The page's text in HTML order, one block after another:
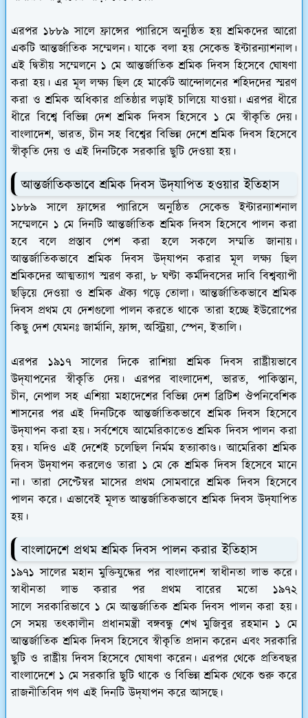
এরপর ১৮৮৯ সালে ফ্রান্সের প্যারিসে অনুষ্ঠিত হয় শ্রমিকদের আরো
একটি আন্তর্জাতিক সম্মেলন। যাকে বলা হয় সেকেন্ড ইন্টারন্যাশনাল।
এই দ্বিতীয় সম্মেলনে ১ মে আন্তর্জাতিক শ্রমিক দিবস হিসেবে ঘোষণা
করা হয়। এর মূল লক্ষ্য ছিল হে মার্কেট আন্দোলনের শহিদদের স্মরণ
করা ও শ্রমিক অধিকার প্রতিষ্ঠার লড়াই চালিয়ে যাওয়া। এরপর ধীরে
ধীরে বিশ্বে বিভিন্ন দেশ শ্রমিক দিবস হিসেবে ১ মে স্বীকৃতি দেয়।
বাংলাদেশ, ভারত, চীন সহ বিশ্বের বিভিন্ন দেশে শ্রমিক দিবস হিসেবে
স্বীকৃতি দেয় ও এই দিনটিকে সরকারি ছুটি দেওয়া হয়।
আন্তর্জাতিকভাবে শ্রমিক দিবস উদ্‌যাপিত হওয়ার ইতিহাস
১৮৮৯ সালে ফ্রান্সের প্যারিসে অনুষ্ঠিত সেকেন্ড ইন্টারন্যাশনাল
সম্মেলনে ১ মে দিনটি আন্তর্জাতিক শ্রমিক দিবস হিসেবে পালন করা
হবে বলে প্রস্তাব পেশ করা হলে সকলে সম্মতি জানায়।
আন্তর্জাতিকভাবে শ্রমিক দিবস উদ্‌যাপন করার মূল লক্ষ্য ছিল
শ্রমিকদের আত্মত্যাগ স্মরণ করা, ৮ ঘণ্টা কর্মদিবসের দাবি বিশ্বব্যাপী
ছড়িয়ে দেওয়া ও শ্রমিক ঐক্য গড়ে তোলা। আন্তর্জাতিকভাবে শ্রমিক
দিবস প্রথম যে দেশগুলো পালন করতে থাকে তারা হচ্ছে ইউরোপের
কিছু দেশ যেমনঃ জার্মানি, ফ্রান্স, অস্ট্রিয়া, স্পেন, ইতালি।
এরপর ১৯১৭ সালের দিকে রাশিয়া শ্রমিক দিবস রাষ্ট্রীয়ভাবে
উদ্‌যাপনের স্বীকৃতি দেয়। এরপর বাংলাদেশ, ভারত, পাকিস্তান,
চীন, নেপাল সহ এশিয়া মহাদেশের বিভিন্ন দেশ ব্রিটিশ ঔপনিবেশিক
শাসনের পর এই দিনটিকে আন্তর্জাতিকভাবে শ্রমিক দিবস হিসেবে
উদ্‌যাপন করা হয়। সর্বশেষে আমেরিকাতেও শ্রমিক দিবস পালন করা
হয়। যদিও এই দেশেই চলেছিল নির্মম হত্যাকাণ্ড। আমেরিকা শ্রমিক
দিবস উদ্‌যাপন করলেও তারা ১ মে কে শ্রমিক দিবস হিসেবে মানে
না। তারা সেপ্টেম্বর মাসের প্রথম সোমবারে শ্রমিক দিবস হিসেবে
পালন করে। এভাবেই মূলত আন্তর্জাতিকভাবে শ্রমিক দিবস উদ্‌যাপিত
হয়।
বাংলাদেশে প্রথম শ্রমিক দিবস পালন করার ইতিহাস
১৯৭১ সালের মহান মুক্তিযুদ্ধের পর বাংলাদেশ স্বাধীনতা লাভ করে।
স্বাধীনতা লাভ করার পর প্রথম বারের মতো ১৯৭২
সালে সরকারিভাবে ১ মে আন্তর্জাতিক শ্রমিক দিবস পালন করা হয়।
সে সময় তৎকালীন প্রধানমন্ত্রী বঙ্গবন্ধু শেখ মুজিবুর রহমান ১ মে
আন্তর্জাতিক শ্রমিক দিবস হিসেবে স্বীকৃতি প্রদান করেন এবং সরকারি
ছুটি ও রাষ্ট্রীয় দিবস হিসেবে ঘোষণা করেন। এরপর থেকে প্রতিবছর
বাংলাদেশে ১ মে সরকারি ছুটি থাকে ও বিভিন্ন শ্রমিক থেকে শুরু করে
রাজনীতিবিদ গণ এই দিনটি উদ্‌যাপন করে আসছে।